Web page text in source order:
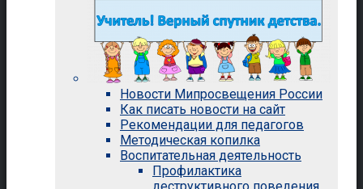
Новости Мипросвещения России
Как писать новости на сайт
Рекомендации для педагогов
Методическая копилка
Воспитательная деятельность
Профилактика